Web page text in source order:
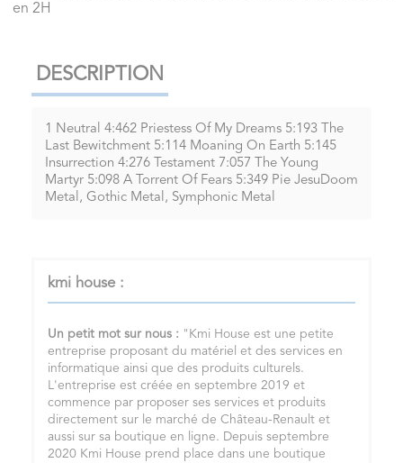
en 2H
DESCRIPTION
1 Neutral 4:462 Priestess Of My Dreams 5:193 The
Last Bewitchment 5:114 Moaning On Earth 5:145
Insurrection 4:276 Testament 7:057 The Young
Martyr 5:098 A Torrent Of Fears 5:349 Pie JesuDoom
Metal, Gothic Metal, Symphonic Metal
kmi house :
Un petit mot sur nous : "Kmi House est une petite
entreprise proposant du matériel et des services en
informatique ainsi que des produits culturels.
L'entreprise est créée en septembre 2019 et
commence par proposer ses services et produits
directement sur le marché de Château-Renault et
aussi sur sa boutique en ligne. Depuis septembre
2020 Kmi House prend place dans une boutique